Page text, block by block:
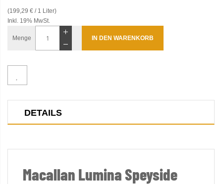
(199,29 € / 1 Liter)
Inkl. 19% MwSt.
Menge IN DEN WARENKORB
DETAILS
Macallan Lumina Speyside